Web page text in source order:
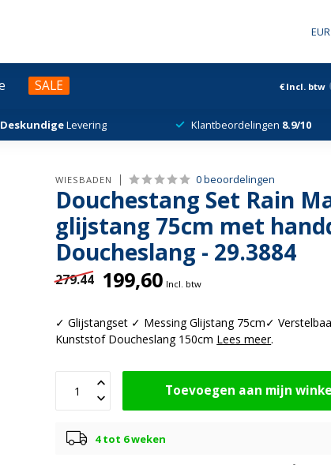
EUR
SALE € Incl. btw
Levering Klantbeordelingen 8.9/10
WIESBADEN 0 beoordelingen
Douchestang Set Rain
glijstang 75cm met
Doucheslang - 29.3884
279.44 199,60 Incl. btw
✓ Glijstangset ✓ Messing Glijstang 75cm✓
Kunststof Doucheslang 150cm Lees meer.
Toevoegen aan mijn
4 tot 6 weken